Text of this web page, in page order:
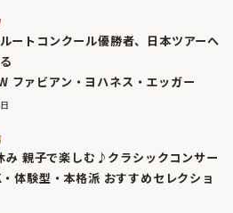
ートコンクール優勝者、日本ツアーへ
ファビアン・ヨハネス・エッガー
み 親子で楽しむ♪クラシックコンサー
体験型・本格派 おすすめセレクショ